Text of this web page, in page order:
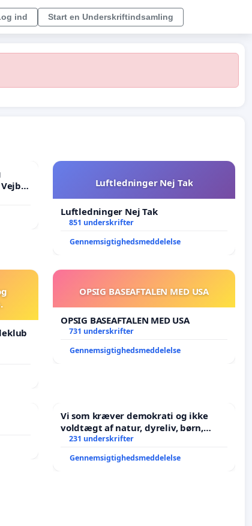
ind Start en Underskriftindsamling
i
Luftledninger Nej Tak
Luftledninger Nej Tak
851 underskrifter
Gennemsigtighedsmeddelelse
OPSIG BASEAFTALEN MED USA
OPSIG BASEAFTALEN MED USA
731 underskrifter
Gennemsigtighedsmeddelelse
Vi som kræver demokrati og ikke
voldtægt af natur, dyreliv, børn,
unge Borgene har sagt NEJ i mange
231 underskrifter
Gennemsigtighedsmeddelelse